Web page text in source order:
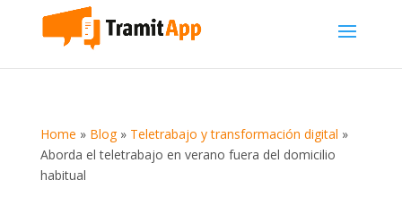
Home » Blog» Teletrabajo y transformación digital »
Aborda el teletrabajo en verano fuera del domicilio
habitual